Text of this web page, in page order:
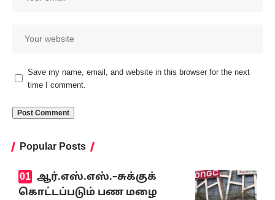
Save my name, email, and website in this browser for the next
time I comment.
Popular Posts
ஆர்.எஸ்.எஸ்.–சுக்குக்
கொட்டப்படும் பண மழை